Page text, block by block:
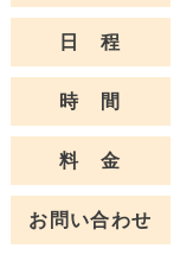
日 程
時 間
料 金
お問い合わせ